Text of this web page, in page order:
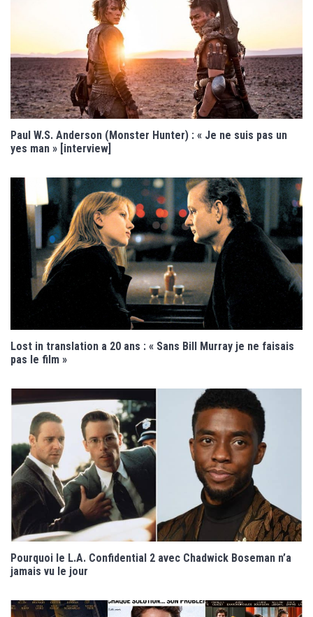
Paul W.S. Anderson (Monster Hunter) : « Je ne suis pas un
yes man » [interview]
Lost in translation a 20 ans : « Sans Bill Murray je ne faisais
pas le film »
Pourquoi le L.A. Confidential 2 avec Chadwick Boseman n’a
jamais vu le jour